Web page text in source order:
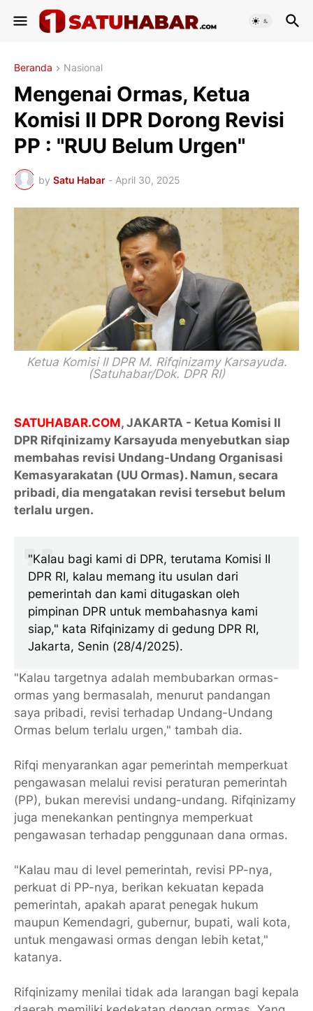
Beranda Nasional
Mengenai Ormas, Ketua
Komisi II DPR Dorong Revisi
PP : "RUU Belum Urgen"
by Satu Habar - April 30, 2025
Ketua Komisi II DPR M. Rifqinizamy Karsayuda.
(Satuhabar/Dok. DPR RI)
SATUHABAR.COM, JAKARTA - Ketua Komisi II
DPR Rifqinizamy Karsayuda menyebutkan siap
membahas revisi Undang-Undang Organisasi
Kemasyarakatan (UU Ormas). Namun, secara
pribadi, dia mengatakan revisi tersebut belum
terlalu urgen.
"Kalau bagi kami di DPR, terutama Komisi II
DPR RI, kalau memang itu usulan dari
pemerintah dan kami ditugaskan oleh
pimpinan DPR untuk membahasnya kami
siap," kata Rifqinizamy di gedung DPR RI,
Jakarta, Senin (28/4/2025).
"Kalau targetnya adalah membubarkan ormas-
ormas yang bermasalah, menurut pandangan
saya pribadi, revisi terhadap Undang-Undang
Ormas belum terlalu urgen," tambah dia.
Rifqi menyarankan agar pemerintah memperkuat
pengawasan melalui revisi peraturan pemerintah
(PP), bukan merevisi undang-undang. Rifqinizamy
juga menekankan pentingnya memperkuat
pengawasan terhadap penggunaan dana ormas.
"Kalau mau di level pemerintah, revisi PP-nya,
perkuat di PP-nya, berikan kekuatan kepada
pemerintah, apakah aparat penegak hukum
maupun Kemendagri, gubernur, bupati, wali kota,
untuk mengawasi ormas dengan lebih ketat,"
katanya.
Rifqinizamy menilai tidak ada larangan bagi kepala